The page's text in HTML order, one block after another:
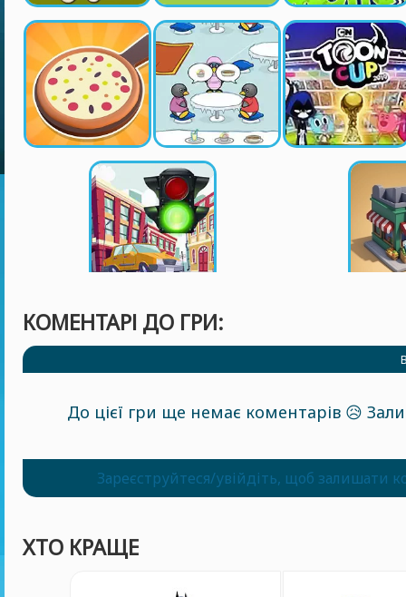
КОМЕНТАРІ ДО ГРИ:
До цієї гри ще немає коментарів 😥
Зареєструйтеся/увійдіть, щоб залишати
ХТО КРАЩЕ